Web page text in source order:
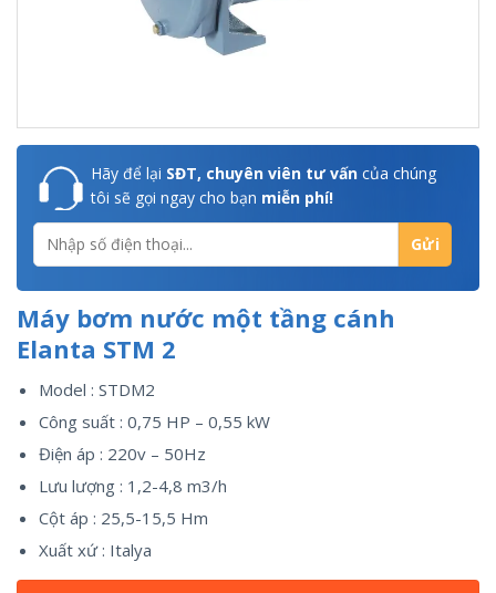
Hãy để lại SĐT, chuyên viên tư vấn của chúng
tôi sẽ gọi ngay cho bạn miễn phí!
Máy bơm nước một tầng cánh
Elanta STM 2
Model : STDM2
Công suất : 0,75 HP – 0,55 kW
Điện áp : 220v – 50Hz
Lưu lượng : 1,2-4,8 m3/h
Cột áp : 25,5-15,5 Hm
Xuất xứ : Italya